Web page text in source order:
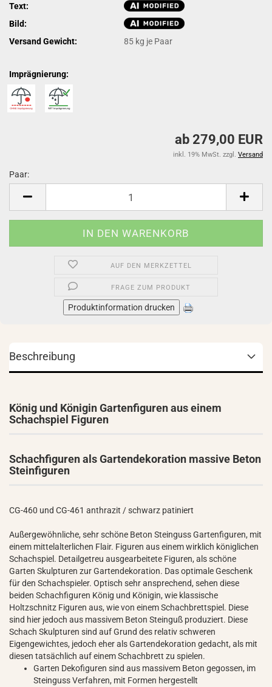
Text:
Bild:
Versand Gewicht:
85 kg je Paar
Imprägnierung:
ab 279,00 EUR
inkl. 19% MwSt. zzgl. Versand
Paar:
AUF DEN MERKZETTEL
FRAGE ZUM PRODUKT
Produktinformation drucken
Beschreibung
König und Königin Gartenfiguren aus einem
Schachspiel Figuren
Schachfiguren als Gartendekoration massive Beton
Steinfiguren
CG-460 und CG-461 anthrazit / schwarz patiniert
Außergewöhnliche, sehr schöne Beton Steinguss Gartenfiguren, mit
einem mittelalterlichen Flair. Figuren aus einem wirklich königlichen
Schachspiel. Detailgetreu ausgearbeitete Figuren, als schöne
Garten Skulpturen zur Gartendekoration. Das optimale Geschenk
für den Schachspieler. Optisch sehr ansprechend, sehen diese
beiden Schachfiguren König und Königin, wie klassische
Holtzschnitz Figuren aus, wie von einem Schachbrettspiel. Diese
sind hier jedoch aus massivem Beton Steinguß produziert. Diese
Schach Skulpturen sind auf Grund des relativ schweren
Eigengewichtes, jedoch eher als Gartendekoration gedacht, als mit
diesen tatsächlich auf einem Schachbrett zu spielen.
Garten Dekofiguren sind aus massivem Beton gegossen, im
Steinguss Verfahren, mit Formen hergestellt